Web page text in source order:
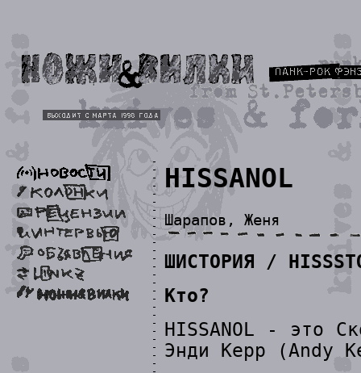
HISSANOL
Шарапов, Женя
ШИСТОРИЯ /
Кто?
HISSANOL - это
Энди Керр (Andy